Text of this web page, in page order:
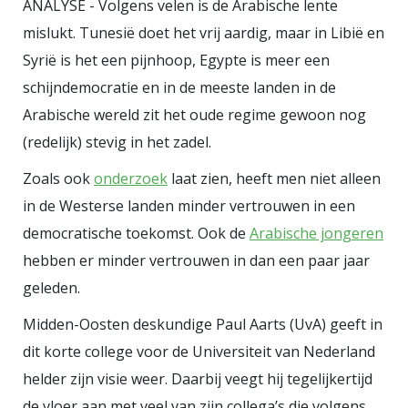
aan hervormingen. Er is nog hoop,
luidde haar conclusie. Een
merkwaardige redenering. De
Arabische Lente was een serie
mislukte lokale opstanden, die
vrijwel overal in bloed werden
gesmoord. Alleen in Tunesië (waar
het allemaal begon) wordt nu
geëxperimenteerd met een
democratische staat, maar het is
duidelijk dat dit land het doelwit is
geworden van extremisten. Daar
komt bij dat die Lente niets met de
islam te maken had. Het waren
economisch geïnspireerde
ANALYSE - Volgens velen is de Arabische lente
mislukt. Tunesië doet het vrij aardig, maar in Libië en
Syrië is het een pijnhoop, Egypte is meer een
schijndemocratie en in de meeste landen in de
Arabische wereld zit het oude regime gewoon nog
(redelijk) stevig in het zadel.
Zoals ookonderzoek laat zien, heeft men niet alleen
in de Westerse landen minder vertrouwen in een
democratische toekomst. Ook de Arabische jongeren
hebben er minder vertrouwen in dan een paar jaar
geleden.
Midden-Oosten deskundige Paul Aarts (UvA) geeft in
dit korte college voor de Universiteit van Nederland
helder zijn visie weer. Daarbij veegt hij tegelijkertijd